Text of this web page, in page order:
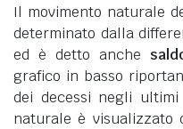
Il movimento naturale
determinato dalla
ed è detto anche
grafico in basso
dei decessi negli
naturale è visualizzato